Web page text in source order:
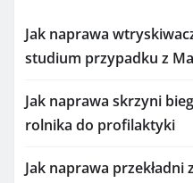
Jak naprawa
studium przypadku z
Jak naprawa skrzyni
rolnika do profilaktyki
Jak naprawa